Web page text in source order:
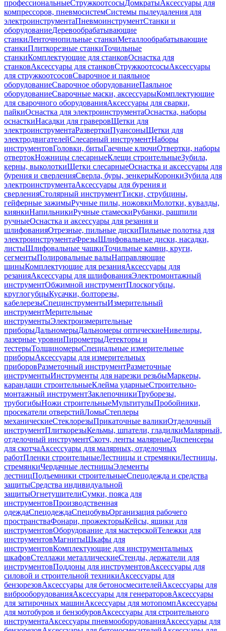
профессиональныеСтружкоотсосыДомкратыАксессуары для
компрессоров, пневмосистемСистемы пылеудаления для
электроинструментаПневмоинструментСтанки и
оборудованиеДеревообрабатывающие
станкиЛенточнопильные станкиМеталлообрабатывающие
станкиПлиткорезные станкиТочильные
станкиКомплектующие для станковОснастка для
станковАксессуары для станковСтружкоотсосыАксессуары
для стружкоотсосовСварочное и паяльное
оборудованиеСварочное оборудованиеПаяльное
оборудованиеСварочные маски, аксессуарыКомплектующие
для сварочного оборудованияАксессуары для сварки,
пайкиОснастка для электроинструментаОснастка, наборы
оснасткиНасадки для граверовЩетки для
электроинструментаРазверткиПуансоныЩетки для
электродвигателейСлесарный инструментНаборы
инструментовГоловки, битыГаечные ключиОтвертки, наборы
отвертокНожницы слесарныеКлещи строительныеЗубила,
керны, выколоткиЩетки слесарныеОснастка и аксессуары для
бурения и сверленияСверла, буры, зенкерыКоронкиЗубила для
электроинструментаАксессуары для бурения и
сверленияСтолярный инструментТиски, струбцины,
гейферные зажимыРучные пилы, ножовкиМолотки, кувалды,
киянкиНапильникиРучные стамескиРубанки, рашпили
ручныеОснастка и аксессуары для резания и
шлифованияОтрезные, пильные дискиПильные полотна для
электроинструментаФрезыШлифовальные диски, насадки,
листыШлифовальные чашкиТочильные камни, круги,
сегментыПолировальные валыНаправляющие
шиныКомплектующие для резанияАксессуары для
резанияАксессуары для шлифованияЭлектромонтажный
инструментОбжимной инструментПлоскогубцы,
круглогубцыКусачки, болторезы,
кабелерезыСпецинструментыИзмерительный
инструментМерительные
инструментыЭлектроизмерительные
приборыДальномерыДальномеры оптическиеНивелиры,
лазерные уровниПирометрыДетекторы и
тестерыТолщиномерыСпециальные измерительные
приборыАксессуары для измерительных
приборовРазметочный инструментРазметочные
инструментыИнструменты для нарезки резьбыМаркеры,
карандаши строительныеКлейма ударныеСтроительно-
монтажный инструментЗаклепочникиТруборезы,
трубогибыНожи строительныеМультитулыПробойники,
просекатели отверстийЛомыСтеплеры
механическиеСтеклорезыПрикаточные валикиОтделочный
инструментПлиткорезыКельмы, шпатели, гладилкиМалярный,
отделочный инструментСкотч, ленты малярныеДиспенсеры
для скотчаАксессуары для малярных, отделочных
работПленки строительныеЛестницы и стремянкиЛестницы,
стремянкиЧердачные лестницыЭлементы
лестницПодъемники строительныеСпецодежда и средства
защитыСредства индивидуальной
защитыОгнетушителиСумки, пояса для
инструментовПроизводственная
одеждаСпецодеждаСпецобувьОрганизация рабочего
пространстваФонари, прожекторыКейсы, ящики для
инструментовОборудование для мастерскойТележки для
инструментовМагнитыШкафы для
инструментовКомплектующие для инструментальных
шкафовСтеллажи металлическиеСтенды, держатели для
инструментовПоддоны для инструментовАксессуары для
силовой и строительной техникиАксессуары для
бензорезовАксессуары для бетоносмесителейАксессуары для
виброоборудованияАксессуары для генераторовАксессуары
для затирочных машинАксессуары для мотопомпАксессуары
для мотобуров и бензобуровАксессуары для строительного
инструментаАксессуары пневмооборудованияАксессуары для